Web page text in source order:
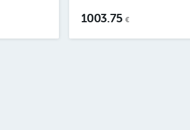
1003.75€